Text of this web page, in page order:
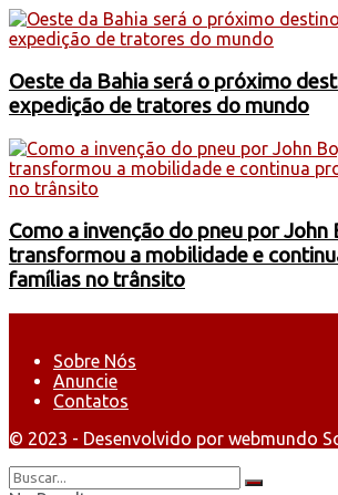
Oeste da Bahia será o próximo
expedição de tratores do mundo
Como a invenção do pneu por
transformou a mobilidade e
famílias no trânsito
Sobre Nós
Anuncie
Contatos
© 2023 - Desenvolvido por webmundo